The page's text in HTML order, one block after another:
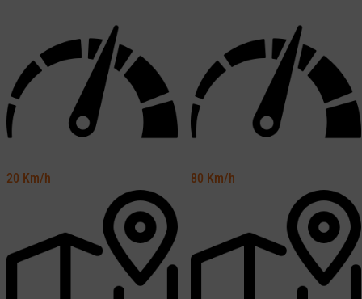
20 Km/h 80 Km/h